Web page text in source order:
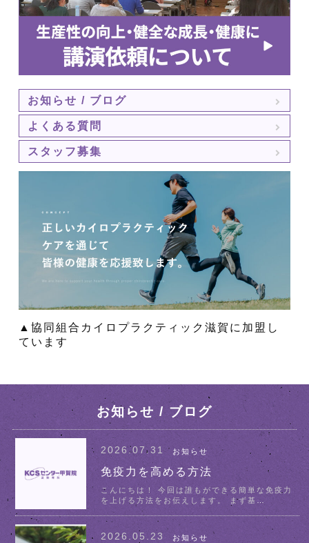
お知らせ / ブログ
よくある質問
スタッフ募集
▲協同組合カイロプラクティック滋賀に加盟し
ています
お知らせ / ブログ
2026.07.31 お知らせ
免疫力を高める方法
こんにちは！ 今回は誰もができる簡単な免疫力
を上げる方法をお伝えします。 まず基
2026.05.23 お知らせ